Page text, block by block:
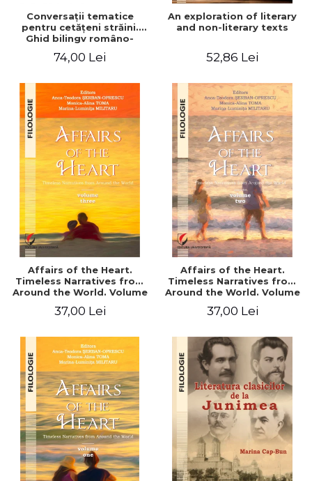
Conversaţii tematice
pentru cetăţeni străini.
Ghid bilingv româno-
practic/Conversation
Bilingual Romanian-English
guide with practical
vocabulary
74,00 Lei
An exploration of literary
and non-literary texts
52,86 Lei
Affairs of the Heart.
Timeless Narratives from
Around the World. Volume
37,00 Lei
Affairs of the Heart.
Timeless Narratives from
Around the World. Volume
37,00 Lei